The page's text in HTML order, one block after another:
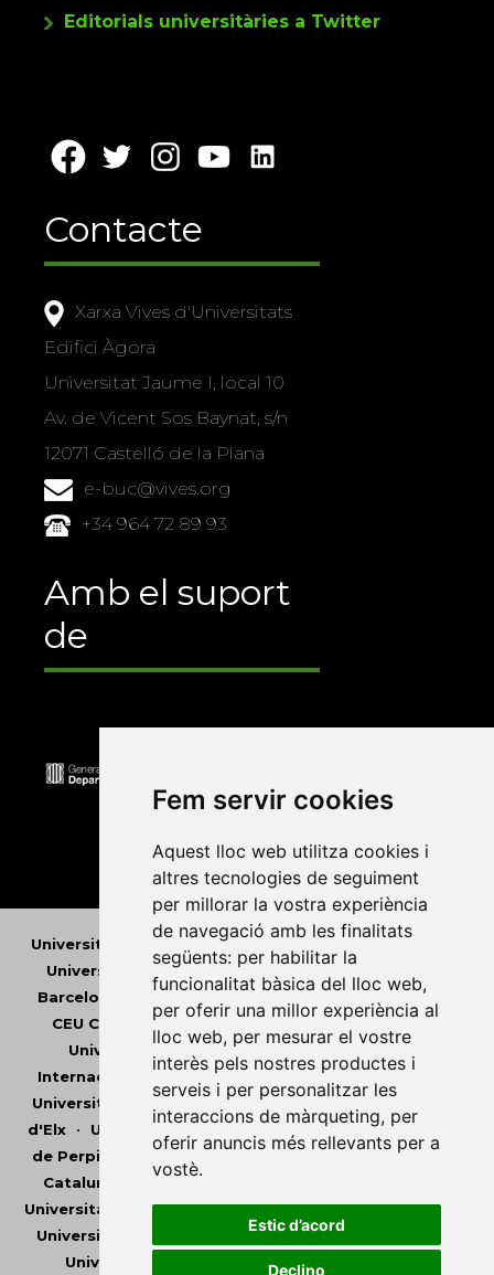
Fem servir cookies
Aquest lloc web utilitza cookies i
altres tecnologies de seguiment
per millorar la vostra experiència
de navegació amb les finalitats
següents: per habilitar la
funcionalitat bàsica del lloc web,
per oferir una millor experiència al
lloc web, per mesurar el vostre
interès pels nostres productes i
serveis i per personalitzar les
interaccions de màrqueting, per
oferir anuncis més rellevants per a
vostè.
Estic d’acord
Declino
Editorials universitàries a Twitter
Contacte
Xarxa Vives d'Universitats
Edifici Àgora
Universitat Jaume I, local 10
Av. de Vicent Sos Baynat, s/n
12071 Castelló de la Plana
e-buc@vives.org
+34 964 72 89 93
Amb el suport
de
Universitat Abat Oliba CEU • Universitat d'Alacant
Universitat d'Andorra
•Universitat Autònoma de
Barcelona
Universitat de Barcelona • Universitat
CEU Cardenal Herrera
Universitat de Girona
•
Universitat de les Illes Balears
•
Universitat
Internacional de Catalunya
• Universitat Jaume I
Universitat de Lleida
•
Universitat Miguel Hernández
d'Elx• Universitat Oberta de Catalunya •Universitat
de Perpinyà Via Domitia
•
Universitat Politècnica de
Catalunya
Universitat Politècnica de València
Universitat Pompeu Fabra•Universitat Ramon Llull
Universitat Rovira i Virgili
•Universitat de Sàsser
Universitat de València
•Universitat de Vic -